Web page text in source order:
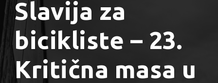
Slavija za
bicikliste – 23.
Kritična masa u